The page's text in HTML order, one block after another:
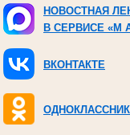
НОВОСТНАЯ
В СЕРВИСЕ «M
ВКОНТАКТЕ